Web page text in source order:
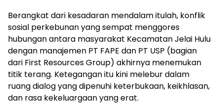
Berangkat dari kesadaran mendalam itulah, konflik
sosial perkebunan yang sempat menggores
hubungan antara masyarakat Kecamatan Jelai Hulu
dengan manajemen PT FAPE dan PT USP (bagian
dari First Resources Group) akhirnya menemukan
titik terang. Ketegangan itu kini melebur dalam
ruang dialog yang dipenuhi keterbukaan, keikhlasan,
dan rasa kekeluargaan yang erat.